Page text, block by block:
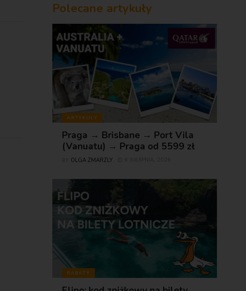
Polecane artykuły
ARTYKUŁY
Praga → Brisbane → Port Vila
(Vanuatu) → Praga od 5599 zł
OLGA ZMARZLY
RABATY